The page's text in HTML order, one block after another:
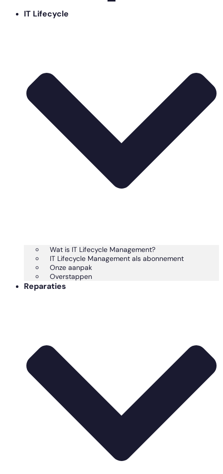
IT Lifecycle
Wat is IT Lifecycle Management?
IT Lifecycle Management als abonnement
Onze aanpak
Overstappen
Reparaties